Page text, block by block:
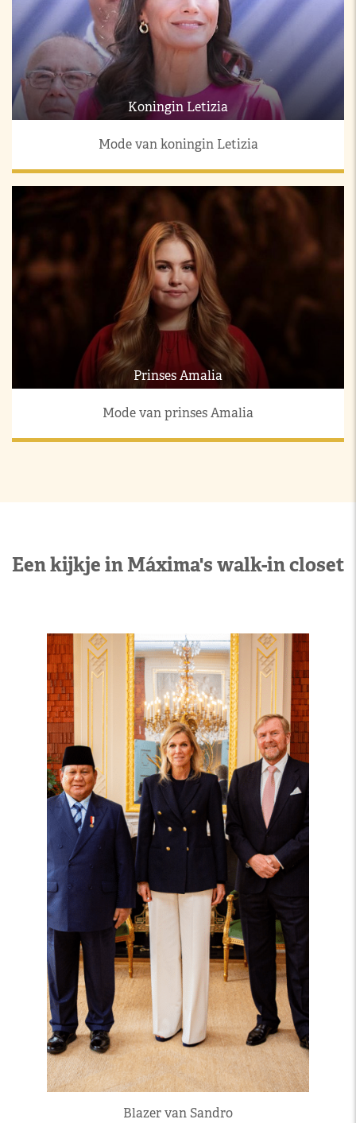
Koningin Letizia
Mode van koningin Letizia
Prinses Amalia
Mode van prinses Amalia
Een kijkje in Máxima's walk-in closet
Blazer van Sandro